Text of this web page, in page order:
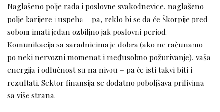
Naglašeno polje rada i poslovne svakodnevice, naglašeno
polje karijere i uspeha – pa, reklo bi se da će Škorpije pred
sobom imati jedan ozbiljno jak poslovni period.
Komunikacija sa saradnicima je dobra (ako ne računamo
po neki nervozni momenat i međusobno požurivanje), vaša
energija i odlučnost su na nivou – pa će isti takvi biti i
rezultati. Sektor finansija se dodatno poboljšava prilivima
sa više strana.